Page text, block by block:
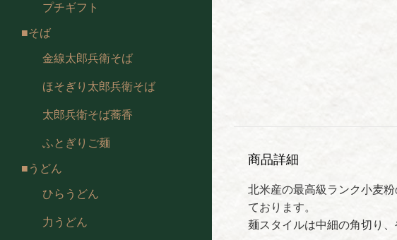
プチギフト
そば
金線太郎兵衛そば
ほそぎり太郎兵衛そば
太郎兵衛そば蕎香
ふとぎりご麺
うどん
ひらうどん
力うどん
商品詳細
北米産の最高級ランク小麦
ております。
麺スタイルは中細の角切り